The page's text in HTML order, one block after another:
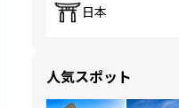
日本
人気スポット